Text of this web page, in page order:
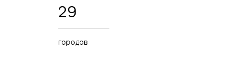
29
городов